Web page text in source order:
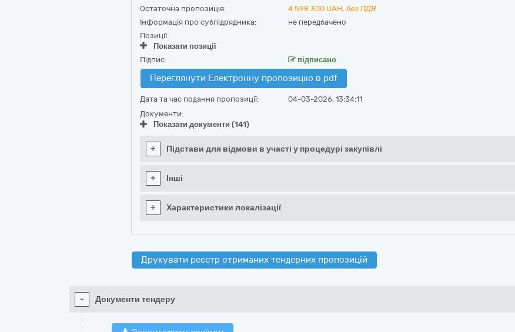
Остаточна пропозиція:
4 598 300 UAH, без ПДВ
Інформація про субпідрядника:
не передбачено
Позиції:
Показати позиції
Підпис:
підписано
Переглянути Електронну пропозицію в pdf
Дата та час подання пропозиції:
04-03-2026, 13:34:11
Документи:
Показати документи (141)
+ Підстави для відмови в участі у процедурі закупівлі
+ Інші
+ Характеристики локалізації
Друкувати реєстр отриманих тендерних пропозицій
- Документи тендеру